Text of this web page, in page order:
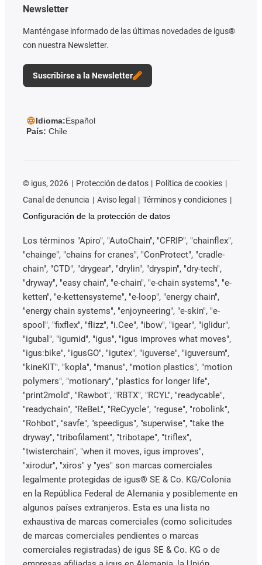
Newsletter
Manténgase informado de las últimas novedades de igus®
con nuestra Newsletter.
Suscribirse a la Newsletter
Idioma:Español
País: Chile
© igus, 2026 Protección de datos
Política de cookies
Canal de denuncia
Aviso legal
Términos y condiciones
Configuración de la protección de datos
Los términos "Apiro", "AutoChain", "CFRIP", "chainflex",
"chainge", "chains for cranes", "ConProtect", "cradle-
chain", "CTD", "drygear", "drylin", "dryspin", "dry-tech",
"dryway", "easy chain", "e-chain", "e-chain systems", "e-
ketten", "e-kettensysteme", "e-loop", "energy chain",
"energy chain systems", "enjoyneering", "e-skin", "e-
spool", "fixflex", "flizz", "i.Cee", "ibow", "igear", "iglidur",
"igubal", "igumid", "igus", "igus improves what moves",
"igus:bike", "igusGO", "igutex", "iguverse", "iguversum",
"kineKIT", "kopla", "manus", "motion plastics", "motion
polymers", "motionary", "plastics for longer life",
"print2mold", "Rawbot", "RBTX", "RCYL", "readycable",
"readychain", "ReBeL", "ReCyycle", "reguse", "robolink",
"Rohbot", "savfe", "speedigus", "superwise", "take the
dryway", "tribofilament", "tribotape", "triflex",
"twisterchain", "when it moves, igus improves",
"xirodur", "xiros" y "yes" son marcas comerciales
legalmente protegidas de igus® SE & Co. KG/Colonia
en la República Federal de Alemania y posiblemente en
algunos países extranjeros. Esta es una lista no
exhaustiva de marcas comerciales (como solicitudes
de marcas comerciales pendientes o marcas
comerciales registradas) de igus SE & Co. KG o de